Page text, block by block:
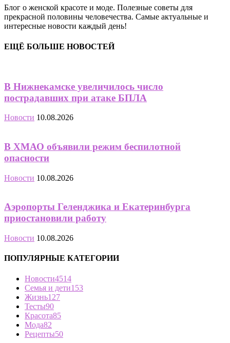
Блог о женской красоте и моде. Полезные советы для
прекрасной половины человечества. Самые актуальные и
интересные новости каждый день!
ЕЩЁ БОЛЬШЕ НОВОСТЕЙ
В Нижнекамске увеличилось число
пострадавших при атаке БПЛА
Новости 10.08.2026
В ХМАО объявили режим беспилотной
опасности
Новости 10.08.2026
Аэропорты Геленджика и Екатеринбурга
приостановили работу
Новости 10.08.2026
ПОПУЛЯРНЫЕ КАТЕГОРИИ
Новости4514
Семья и дети153
Жизнь127
Тесты90
Красота85
Мода82
Рецепты50